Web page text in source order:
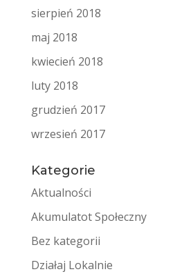
sierpień 2018
maj 2018
kwiecień 2018
luty 2018
grudzień 2017
wrzesień 2017
Kategorie
Aktualności
Akumulatot Społeczny
Bez kategorii
Działaj Lokalnie